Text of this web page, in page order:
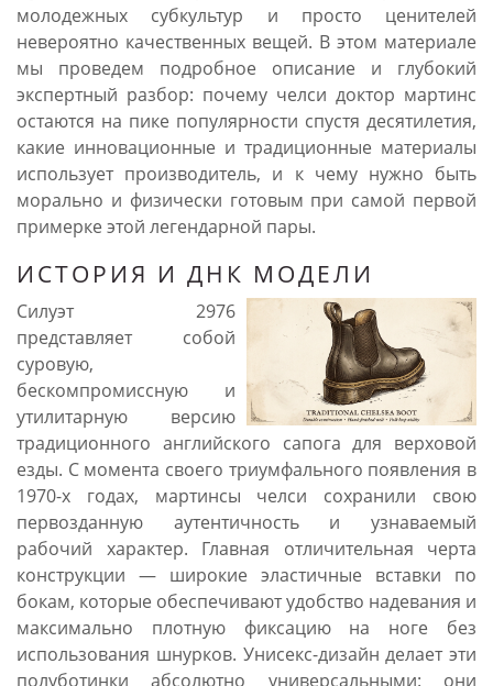
молодежных субкультур и просто ценителей
невероятно качественных вещей. В этом материале
мы проведем подробное описание и глубокий
экспертный разбор: почему челси доктор мартинс
остаются на пике популярности спустя десятилетия,
какие инновационные и традиционные материалы
использует производитель, и к чему нужно быть
морально и физически готовым при самой первой
примерке этой легендарной пары.
ИСТОРИЯ И ДНК МОДЕЛИ
Силуэт 2976
представляет собой
суровую,
бескомпромиссную и
утилитарную версию
традиционного английского сапога для верховой
езды. С момента своего триумфального появления в
1970-х годах, мартинсы челси сохранили свою
первозданную аутентичность и узнаваемый
рабочий характер. Главная отличительная черта
конструкции — широкие эластичные вставки по
бокам, которые обеспечивают удобство надевания и
максимально плотную фиксацию на ноге без
использования шнурков. Унисекс-дизайн делает эти
полуботинки абсолютно универсальными: они